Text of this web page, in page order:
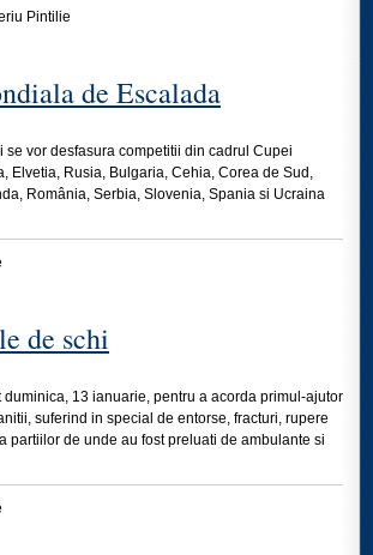
Pintilie
de Escalada
vor desfasura competitii din cadrul Cupei
Elvetia, Rusia, Bulgaria, Cehia, Corea de Sud,
România, Serbia, Slovenia, Spania si Ucraina
de schi
13 ianuarie, pentru a acorda primul-ajutor
suferind in special de entorse, fracturi, rupere
partiilor de unde au fost preluati de ambulante si